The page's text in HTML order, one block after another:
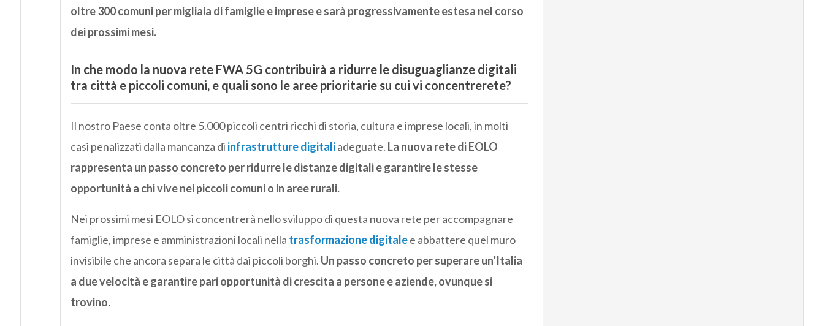
oltre 300 comuni per migliaia di famiglie e imprese e sarà progressivamente estesa nel corso
dei prossimi mesi.
In che modo la nuova rete FWA 5G contribuirà a ridurre le disuguaglianze digitali
tra città e piccoli comuni, e quali sono le aree prioritarie su cui vi concentrerete?
Il nostro Paese conta oltre 5.000 piccoli centri ricchi di storia, cultura e imprese locali, in molti
casi penalizzati dalla mancanza di infrastrutture digitaliadeguate. La nuova rete di EOLO
rappresenta un passo concreto per ridurre le distanze digitali e garantire le stesse
opportunità a chi vive nei piccoli comuni o in aree rurali.
Nei prossimi mesi EOLO si concentrerà nello sviluppo di questa nuova rete per accompagnare
famiglie, imprese e amministrazioni locali nella trasformazione digitalee abbattere quel muro
invisibile che ancora separa le città dai piccoli borghi. Un passo concreto per superare un’Italia
a due velocità e garantire pari opportunità di crescita a persone e aziende, ovunque si
trovino.